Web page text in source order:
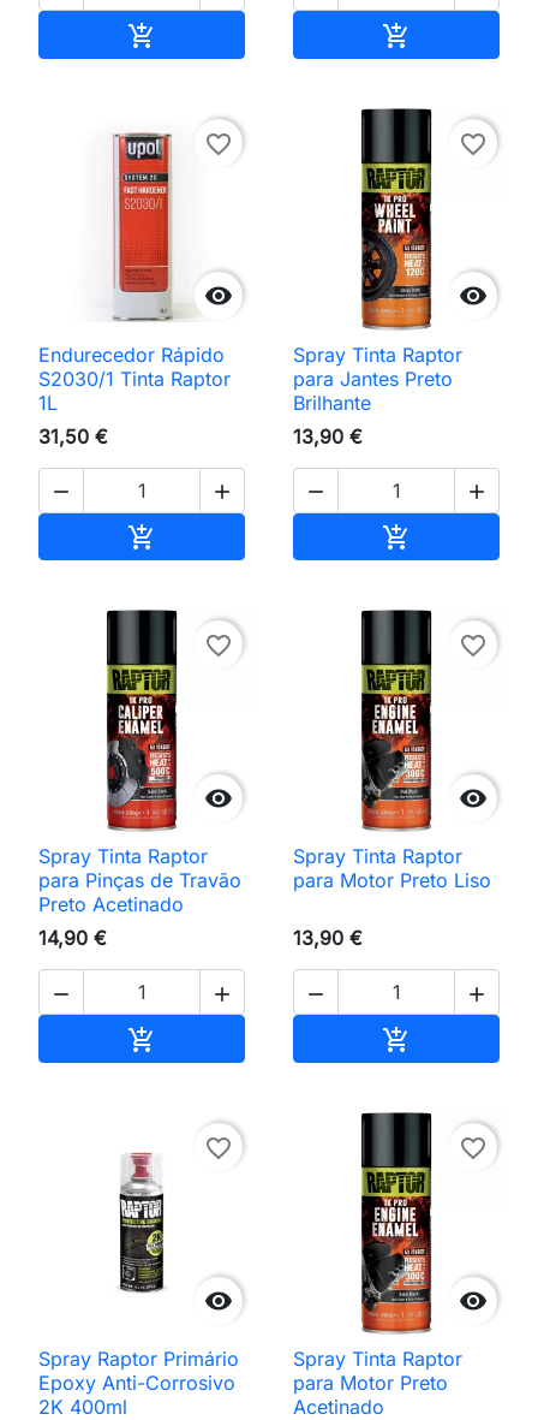
 

favorite_border
Endurecedor Rápido
S2030/1 Tinta Raptor
1L
31,50 €
 


favorite_border
Spray Tinta Raptor
para Jantes Preto
Brilhante
13,90 €
 


favorite_border
Spray Tinta Raptor
para Pinças de Travão
Preto Acetinado
14,90 €
 


favorite_border
Spray Tinta Raptor
para Motor Preto Liso
13,90 €
 


favorite_border
Spray Raptor Primário
Epoxy Anti-Corrosivo
2K 400ml

favorite_border
Spray Tinta Raptor
para Motor Preto
Acetinado